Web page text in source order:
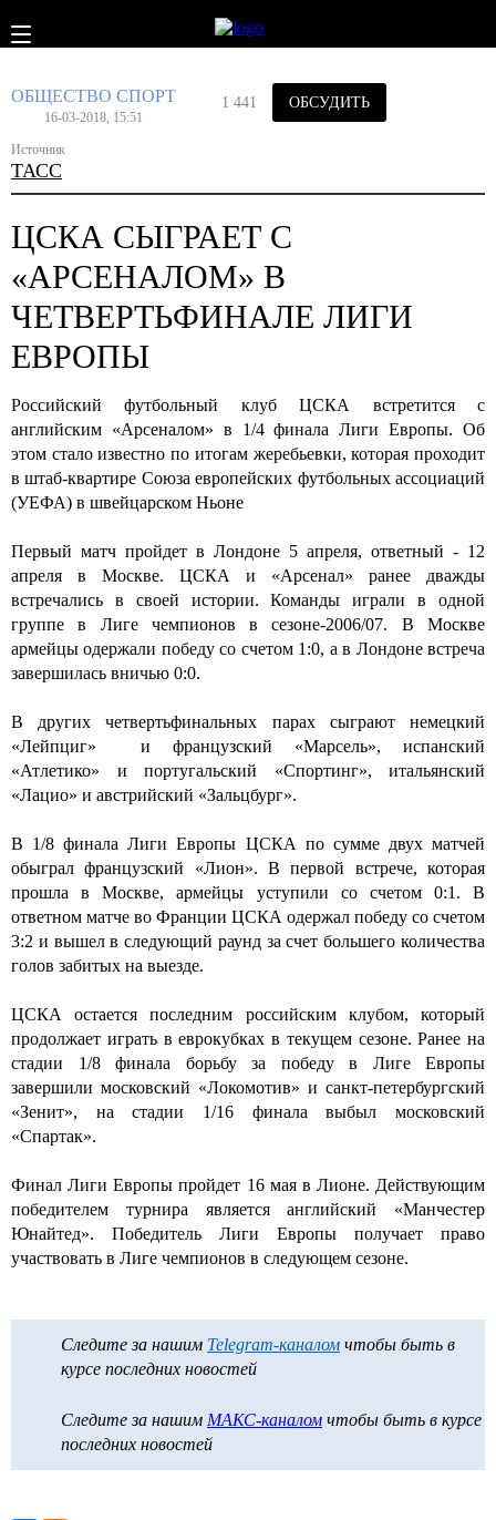
ОБЩЕСТВО СПОРТ
16-03-2018, 15:51
Источник
ТАСС
1 441 ОБСУДИТЬ
ЦСКА СЫГРАЕТ С
«АРСЕНАЛОМ» В
ЧЕТВЕРТЬФИНАЛЕ ЛИГИ
ЕВРОПЫ
Российский футбольный клуб ЦСКА встретится с
английским «Арсеналом» в 1/4 финала Лиги Европы. Об
этом стало известно по итогам жеребьевки, которая проходит
в штаб-квартире Союза европейских футбольных ассоциаций
(УЕФА) в швейцарском Ньоне
Первый матч пройдет в Лондоне 5 апреля, ответный - 12
апреля в Москве. ЦСКА и «Арсенал» ранее дважды
встречались в своей истории. Команды играли в одной
группе в Лиге чемпионов в сезоне-2006/07. В Москве
армейцы одержали победу со счетом 1:0, а в Лондоне встреча
завершилась вничью 0:0.
В других четвертьфинальных парах сыграют немецкий
«Лейпциг» и французский «Марсель», испанский
«Атлетико» и португальский «Спортинг», итальянский
«Лацио» и австрийский «Зальцбург».
В 1/8 финала Лиги Европы ЦСКА по сумме двух матчей
обыграл французский «Лион». В первой встрече, которая
прошла в Москве, армейцы уступили со счетом 0:1. В
ответном матче во Франции ЦСКА одержал победу со счетом
3:2 и вышел в следующий раунд за счет большего количества
голов забитых на выезде.
ЦСКА остается последним российским клубом, который
продолжает играть в еврокубках в текущем сезоне. Ранее на
стадии 1/8 финала борьбу за победу в Лиге Европы
завершили московский «Локомотив» и санкт-петербургский
«Зенит», на стадии 1/16 финала выбыл московский
«Спартак».
Финал Лиги Европы пройдет 16 мая в Лионе. Действующим
победителем турнира является английский «Манчестер
Юнайтед». Победитель Лиги Европы получает право
участвовать в Лиге чемпионов в следующем сезоне.
Следите за нашим Telegram-каналом чтобы быть в
курсе последних новостей
Следите за нашим МАКС-каналом чтобы быть в курсе
последних новостей